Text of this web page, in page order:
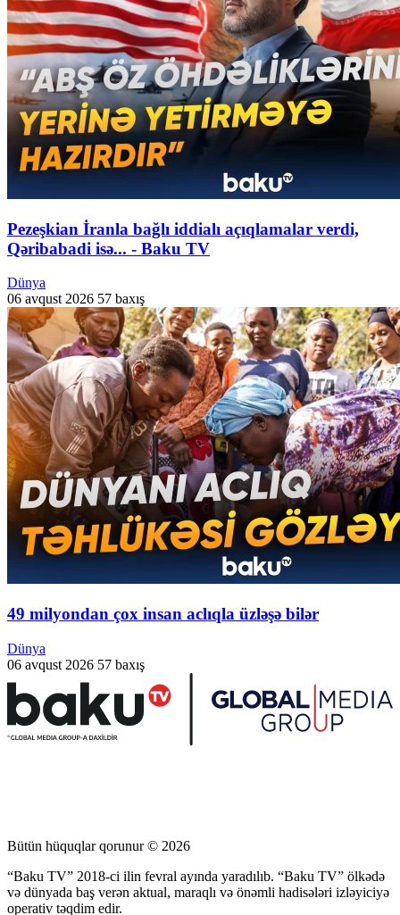
Pezeşkian İranla bağlı iddialı açıqlamalar verdi,
Qəribabadi isə... - Baku TV
Dünya
06 avqust 2026 57 baxış
49 milyondan çox insan aclıqla üzləşə bilər
Dünya
06 avqust 2026 57 baxış
Bütün hüquqlar qorunur © 2026
“Baku TV” 2018-ci ilin fevral ayında yaradılıb. “Baku TV” ölkədə
və dünyada baş verən aktual, maraqlı və önəmli hadisələri izləyiciyə
operativ təqdim edir.